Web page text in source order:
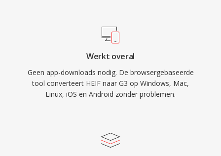
Werkt overal
Geen app-downloads nodig. De browsergebaseerde
tool converteert HEIF naar G3 op Windows, Mac,
Linux, iOS en Android zonder problemen.